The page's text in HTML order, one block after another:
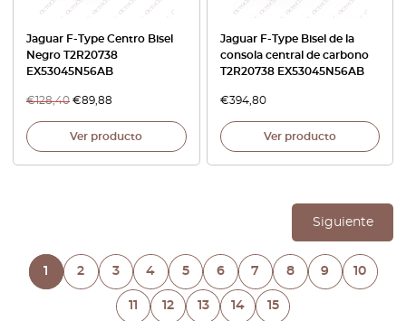
Jaguar F-Type Centro Bisel
Negro T2R20738
EX53045N56AB
€128,40 €89,88
Ver producto
Jaguar F-Type Bisel de la
consola central de carbono
T2R20738 EX53045N56AB
€394,80
Ver producto
Siguiente
1 2 3 4 5 6 7 8 9 10
11 12 13 14 15